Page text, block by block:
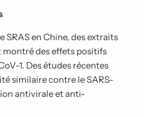
SRAS en Chine, des extraits
montré des effets positifs
1. Des études récentes
similaire contre le SARS-
antivirale et anti-